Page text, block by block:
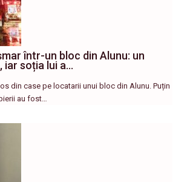
într-un bloc din Alunu: un
iar soția lui a…
din case pe locatarii unui bloc din Alunu. Puțin
au fost…